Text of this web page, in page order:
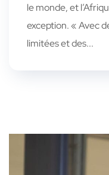
le monde, et
exception. « Avec
limitées et des...